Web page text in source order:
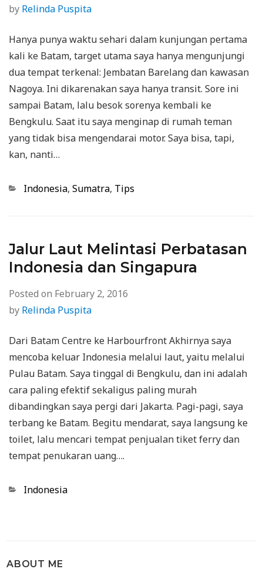
by Relinda Puspita
Hanya punya waktu sehari dalam kunjungan pertama
kali ke Batam, target utama saya hanya mengunjungi
dua tempat terkenal: Jembatan Barelang dan kawasan
Nagoya. Ini dikarenakan saya hanya transit. Sore ini
sampai Batam, lalu besok sorenya kembali ke
Bengkulu. Saat itu saya menginap di rumah teman
yang tidak bisa mengendarai motor. Saya bisa, tapi,
kan, nanti…
Categories
Indonesia, Sumatra, Tips
Jalur Laut Melintasi Perbatasan
Indonesia dan Singapura
Posted on February 2, 2016
by Relinda Puspita
Dari Batam Centre ke Harbourfront Akhirnya saya
mencoba keluar Indonesia melalui laut, yaitu melalui
Pulau Batam. Saya tinggal di Bengkulu, dan ini adalah
cara paling efektif sekaligus paling murah
dibandingkan saya pergi dari Jakarta. Pagi-pagi, saya
terbang ke Batam. Begitu mendarat, saya langsung ke
toilet, lalu mencari tempat penjualan tiket ferry dan
tempat penukaran uang….
Categories
Indonesia
ABOUT ME